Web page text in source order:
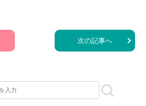
次の記事へ